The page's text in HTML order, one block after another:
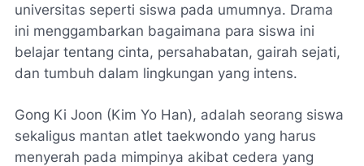
universitas seperti siswa pada umumnya. Drama
ini menggambarkan bagaimana para siswa ini
belajar tentang cinta, persahabatan, gairah sejati,
dan tumbuh dalam lingkungan yang intens.
Gong Ki Joon (Kim Yo Han), adalah seorang siswa
sekaligus mantan atlet taekwondo yang harus
menyerah pada mimpinya akibat cedera yang